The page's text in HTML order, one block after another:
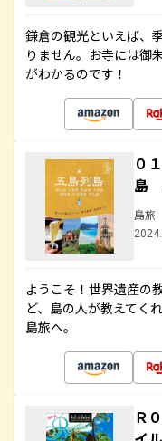
鎌倉の観光といえば、
りません。お寺には御
がわかるのです！
０
島
島旅
ようこそ！世界遺産の
ど、島の人が教えてく
島旅へ。
Ｒ